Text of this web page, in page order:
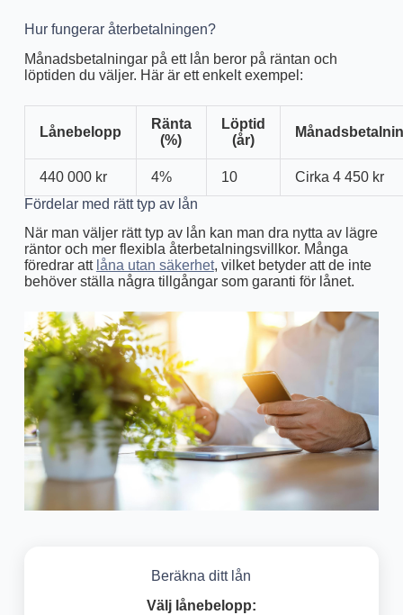
Hur fungerar återbetalningen?
Månadsbetalningar på ett lån beror på räntan och
löptiden du väljer. Här är ett enkelt exempel:
Lånebelopp
Ränta
(%)
Löptid
(år)
440 000 kr 4% 10
Cirka 4 450 kr
Fördelar med rätt typ av lån
När man väljer rätt typ av lån kan man dra nytta av lägre
räntor och mer flexibla återbetalningsvillkor. Många
föredrar att låna utan säkerhet, vilket betyder att de inte
behöver ställa några tillgångar som garanti för lånet.
Beräkna ditt lån
Välj lånebelopp: